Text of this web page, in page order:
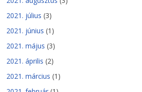
2021. július (3)
2021. június (1)
2021. május (3)
2021. április (2)
2021. március (1)